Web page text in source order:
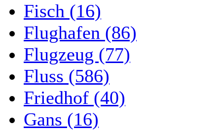
Fisch (16)
Flughafen (86)
Flugzeug (77)
Fluss (586)
Friedhof (40)
Gans (16)